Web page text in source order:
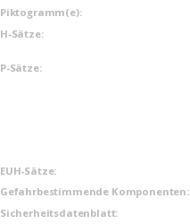
Piktogramm(e):
H-Sätze:
P-Sätze:
EUH-Sätze:
Gefahrbestimmende Komponenten:
Sicherheits­datenblatt: